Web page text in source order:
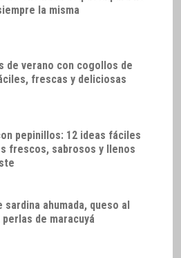
la misma
de verano con cogollos de
frescas y deliciosas
pepinillos: 12 ideas fáciles
frescos, sabrosos y llenos
sardina ahumada, queso al
de maracuyá